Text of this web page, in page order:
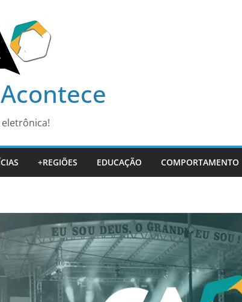
+REGIÕES EDUCAÇÃO COMPORTAMENTO